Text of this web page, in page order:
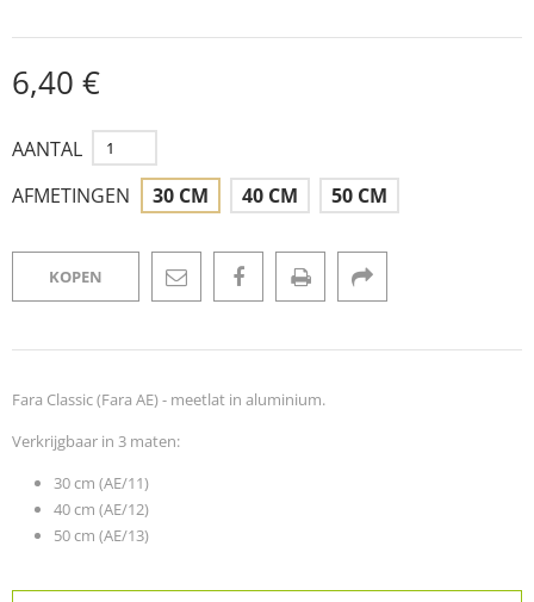
6,40 €
AANTAL
AFMETINGEN
30 CM 40 CM 50 CM
KOPEN
Fara Classic (Fara AE) - meetlat in aluminium.
Verkrijgbaar in 3 maten:
30 cm (AE/11)
40 cm (AE/12)
50 cm (AE/13)